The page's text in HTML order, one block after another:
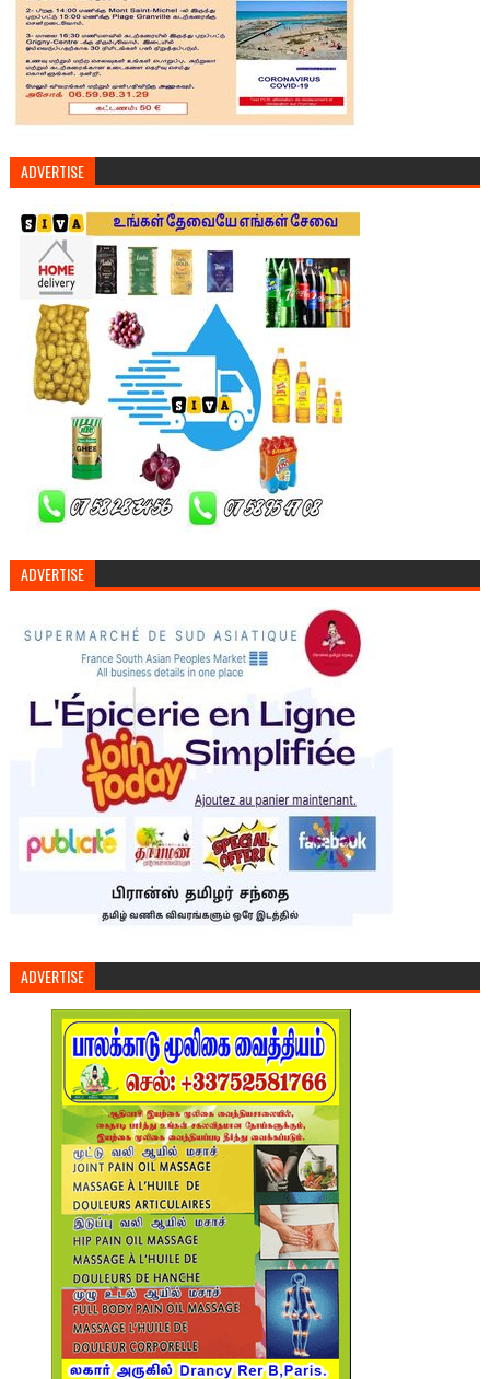
ADVERTISE
ADVERTISE
ADVERTISE